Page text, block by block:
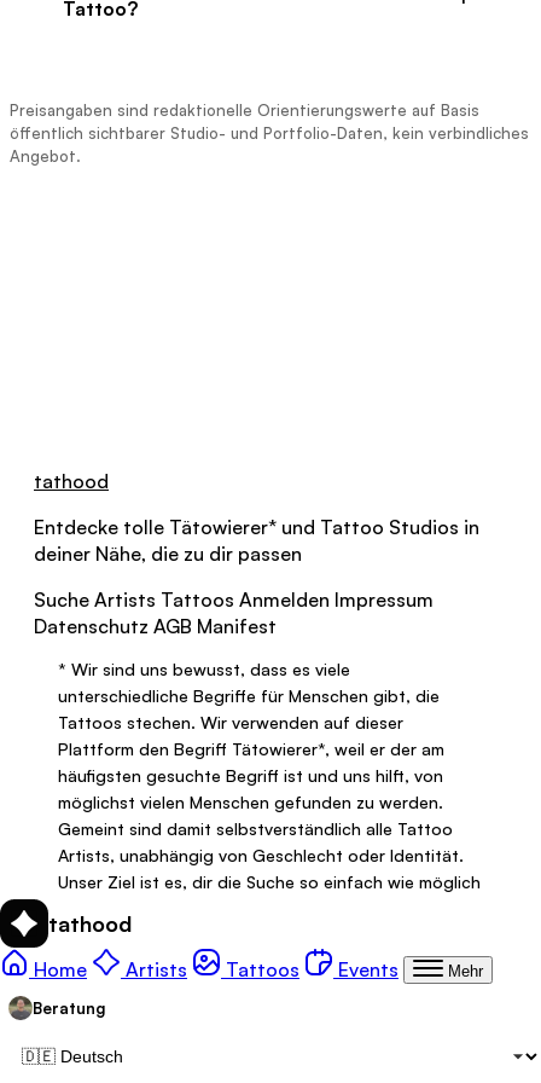
tathood
Home Tattoo
Artists Tattoo-Galerie:
Tattoos Tattoo-Events:
Events Mehr
Beratung
rechnen höher ab. Bei kleinen Motiven gilt oft
Tattoo?
Gesamtpreises bei der Terminbuchung. Sie
sichert den Termin ab und wird in der Regel
Preisangaben sind redaktionelle Orientierungswerte auf Basis
öffentlich sichtbarer Studio- und Portfolio-Daten, kein verbindliches
Angebot.
tathood
Entdecke tolle Tätowierer* und Tattoo Studios in
deiner Nähe, die zu dir passen
Suche Artists Tattoos Anmelden Impressum
Datenschutz AGB Manifest
* Wir sind uns bewusst, dass es viele
unterschiedliche Begriffe für Menschen gibt, die
Tattoos stechen. Wir verwenden auf dieser
Plattform den Begriff Tätowierer*, weil er der am
häufigsten gesuchte Begriff ist und uns hilft, von
möglichst vielen Menschen gefunden zu werden.
Gemeint sind damit selbstverständlich alle Tattoo
Artists, unabhängig von Geschlecht oder Identität.
Unser Ziel ist es, dir die Suche so einfach wie möglich
finden, bei der du dich gut aufgehoben fühlst.
Deshalb bieten wir unter anderem Filter für Queer
und FLINTA friendly Artists an und legen großen Wert
auf einen respektvollen, offenen und sicheren